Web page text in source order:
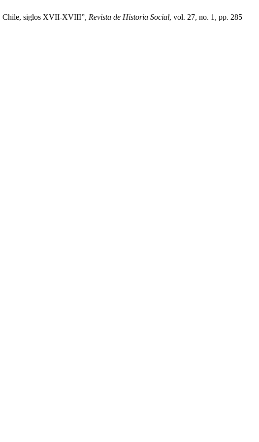
Chile, siglos XVII-XVIII”, Revista de Historia Social, vol. 27, no. 1, pp. 285–